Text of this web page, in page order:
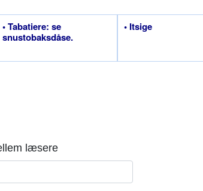
• Tabatiere: se
snustobaksdåse.
• Itsige
læsere